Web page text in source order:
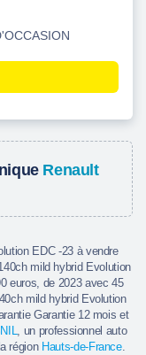
Renault
EDC -23 à vendre
mild hybrid Evolution
euros, de 2023 avec 45
mild hybrid Evolution
Garantie 12 mois et
, un professionnel auto
région Hauts-de-France.